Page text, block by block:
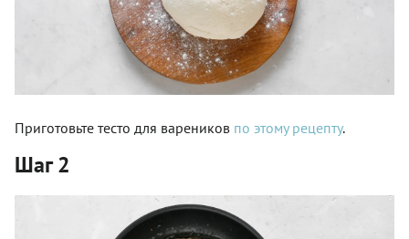
Приготовьте тесто для вареников по этому рецепту.
Шаг 2